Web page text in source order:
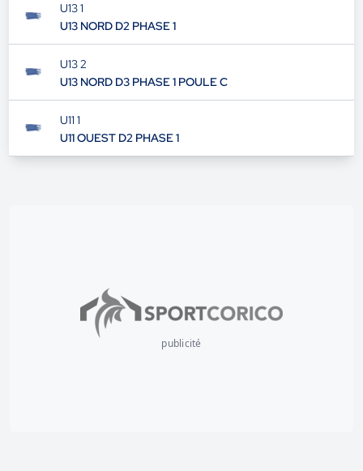
U13 1
U13 NORD D2 PHASE 1
U13 2
U13 NORD D3 PHASE 1 POULE C
U11 1
U11 OUEST D2 PHASE 1
publicité